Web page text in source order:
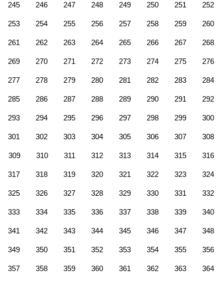
245 246 247 248 249 250 251 252
253 254 255 256 257 258 259 260
261 262 263 264 265 266 267 268
269 270 271 272 273 274 275 276
277 278 279 280 281 282 283 284
285 286 287 288 289 290 291 292
293 294 295 296 297 298 299 300
301 302 303 304 305 306 307 308
309 310 311 312 313 314 315 316
317 318 319 320 321 322 323 324
325 326 327 328 329 330 331 332
333 334 335 336 337 338 339 340
341 342 343 344 345 346 347 348
349 350 351 352 353 354 355 356
357 358 359 360 361 362 363 364